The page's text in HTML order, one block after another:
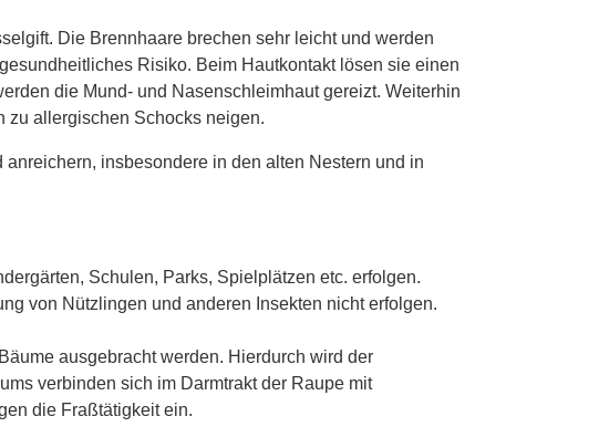
Die Brennhaare brechen sehr leicht und werden
Risiko. Beim Hautkontakt lösen sie einen
die Mund- und Nasenschleimhaut gereizt. Weiterhin
zu allergischen Schocks neigen.
insbesondere in den alten Nestern und in
Schulen, Parks, Spielplätzen etc. erfolgen.
von Nützlingen und anderen Insekten nicht erfolgen.
ausgebracht werden. Hierdurch wird der
verbinden sich im Darmtrakt der Raupe mit
die Fraßtätigkeit ein.